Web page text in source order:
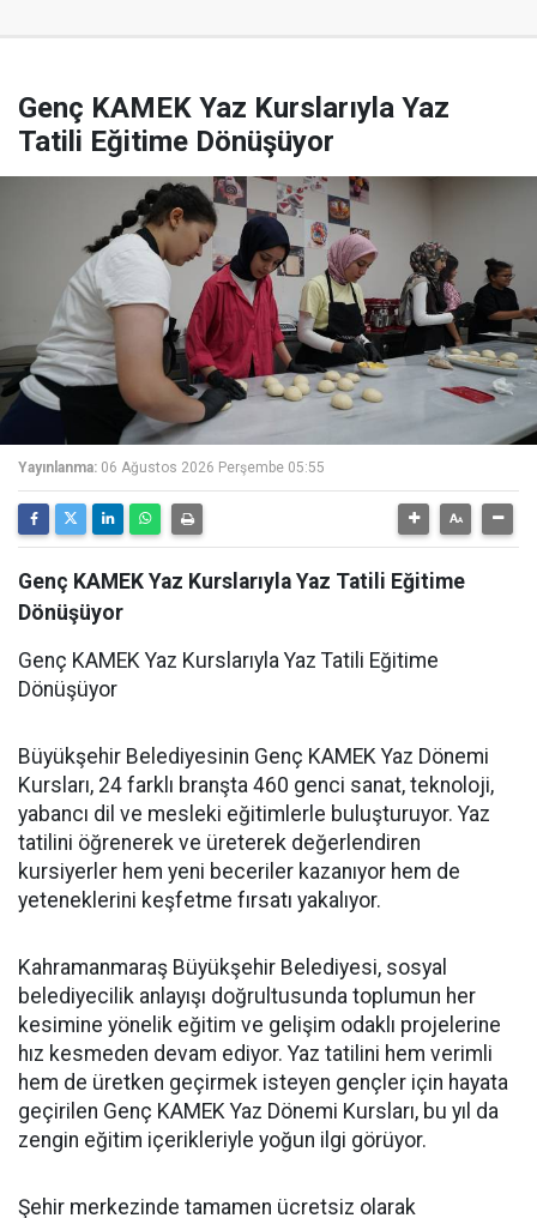
Genç KAMEK Yaz Kurslarıyla Yaz
Tatili Eğitime Dönüşüyor
Yayınlanma: 06 Ağustos 2026 Perşembe 05:55
Genç KAMEK Yaz Kurslarıyla Yaz Tatili Eğitime
Dönüşüyor
Genç KAMEK Yaz Kurslarıyla Yaz Tatili Eğitime
Dönüşüyor
Büyükşehir Belediyesinin Genç KAMEK Yaz Dönemi
Kursları, 24 farklı branşta 460 genci sanat, teknoloji,
yabancı dil ve mesleki eğitimlerle buluşturuyor. Yaz
tatilini öğrenerek ve üreterek değerlendiren
kursiyerler hem yeni beceriler kazanıyor hem de
yeteneklerini keşfetme fırsatı yakalıyor.
Kahramanmaraş Büyükşehir Belediyesi, sosyal
belediyecilik anlayışı doğrultusunda toplumun her
kesimine yönelik eğitim ve gelişim odaklı projelerine
hız kesmeden devam ediyor. Yaz tatilini hem verimli
hem de üretken geçirmek isteyen gençler için hayata
geçirilen Genç KAMEK Yaz Dönemi Kursları, bu yıl da
zengin eğitim içerikleriyle yoğun ilgi görüyor.
Şehir merkezinde tamamen ücretsiz olarak